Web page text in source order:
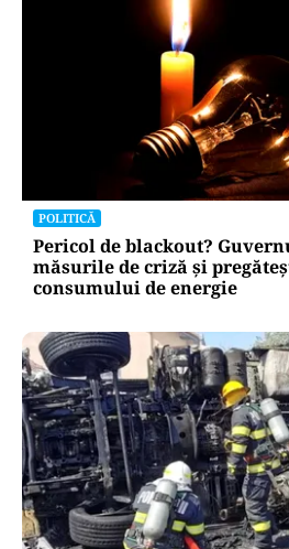
POLITICĂ
Pericol de blackout?
măsurile de criză și
consumului de energie